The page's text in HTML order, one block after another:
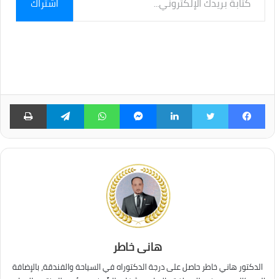
بريدك
الإلكتروني...
فيسبوك لينكدإن ماسنجر واتساب تيلقرام
هانى خاطر
الدكتور هاني خاطر حاصل على درجة الدكتوراه في السياحة والفندقة، بالإضافة